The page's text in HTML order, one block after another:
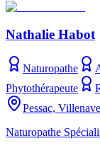
Nathalie Habot
Naturopathe
Phytothérapeute
Pessac,
Naturopathe